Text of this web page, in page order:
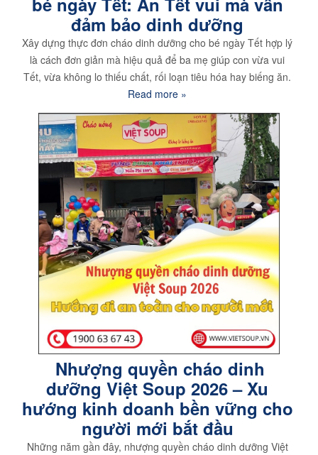
đảm bảo dinh dưỡng
Xây dựng thực đơn cháo dinh dưỡng cho bé ngày Tết hợp lý
là cách đơn giản mà hiệu quả để ba mẹ giúp con vừa vui
Tết, vừa không lo thiếu chất, rối loạn tiêu hóa hay biếng ăn.
Read more »
Nhượng quyền cháo dinh
dưỡng Việt Soup 2026 – Xu
hướng kinh doanh bền vững cho
người mới bắt đầu
Những năm gần đây, nhượng quyền cháo dinh dưỡng Việt